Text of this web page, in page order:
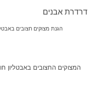
דרדרת אבנים
הגנת מצוקים חצובים
המצוקים החצובים